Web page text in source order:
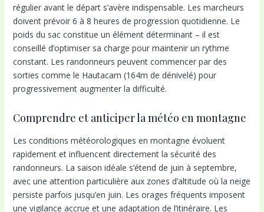
régulier avant le départ s’avère indispensable. Les marcheurs
doivent prévoir 6 à 8 heures de progression quotidienne. Le
poids du sac constitue un élément déterminant – il est
conseillé d’optimiser sa charge pour maintenir un rythme
constant. Les randonneurs peuvent commencer par des
sorties comme le Hautacam (164m de dénivelé) pour
progressivement augmenter la difficulté.
Comprendre et anticiper la météo en montagne
Les conditions météorologiques en montagne évoluent
rapidement et influencent directement la sécurité des
randonneurs. La saison idéale s’étend de juin à septembre,
avec une attention particulière aux zones d’altitude où la neige
persiste parfois jusqu’en juin. Les orages fréquents imposent
une vigilance accrue et une adaptation de l’itinéraire. Les